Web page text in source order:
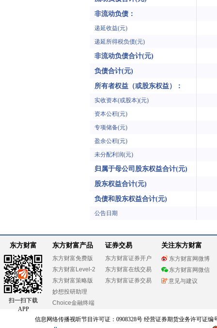
非流动负债：
递延收益(元)
递延所得税负债(元)
非流动负债合计(元)
负债合计(元)
所有者权益（或股东权益）：
实收资本(或股本)(元)
资本公积(元)
专项储备(元)
盈余公积(元)
未分配利润(元)
归属于母公司股东权益合计(元)
股东权益合计(元)
负债和股东权益合计(元)
公告日期
东方财富
扫一扫下载
APP
东方财富产品
东方财富免费版
东方财富Level-2
东方财富策略版
妙想投研助理
Choice金融终端
证券交易
东方财富证券开户
东方财富在线交易
东方财富证券交易
关注东方财富
东方财富网微博
东方财富网微信
意见与建议
信息网络传播视听节目许可证：0908328号 经营证券期货业务许可证编